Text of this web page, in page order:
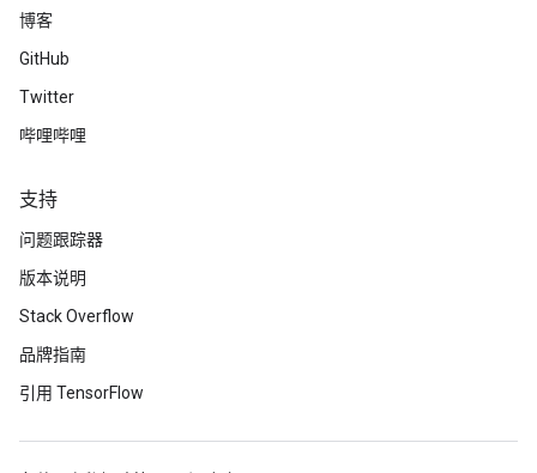
Start of epoch 4
Checkpoint saved to /tmpfs/tmp/tmpevop81wu/ckpt-21
Training loss at step 0: 2.389833927154541
Checkpoint saved to /tmpfs/tmp/tmpevop81wu/ckpt-22
Training loss at step 1: 2.3890221118927
Checkpoint saved to /tmpfs/tmp/tmpevop81wu/ckpt-23
Training loss at step 3: 2.3858296871185303
Checkpoint saved to /tmpfs/tmp/tmpevop81wu/ckpt-25
博客
GitHub
Twitter
哔哩哔哩
支持
问题跟踪器
版本说明
Stack Overflow
品牌指南
引用 TensorFlow